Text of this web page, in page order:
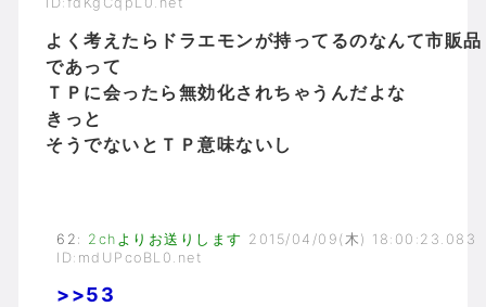
よく考えたらドラエモンが持ってるのなんて市販品
であって
ＴＰに会ったら無効化されちゃうんだよな
きっと
そうでないとＴＰ意味ないし
62 : 2chよりお送りします 2015/04/09(木) 18:00:23.083
ID:mdUPcoBL0.net
>>53